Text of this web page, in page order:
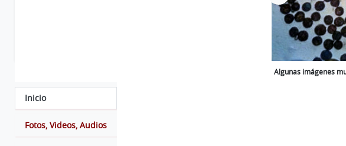
Algunas imágenes
Inicio
Fotos, Videos, Audios